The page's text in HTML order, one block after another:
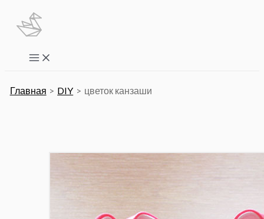
Перейти
содержимому
Main
Menu
Главная DIY цветок канзаши